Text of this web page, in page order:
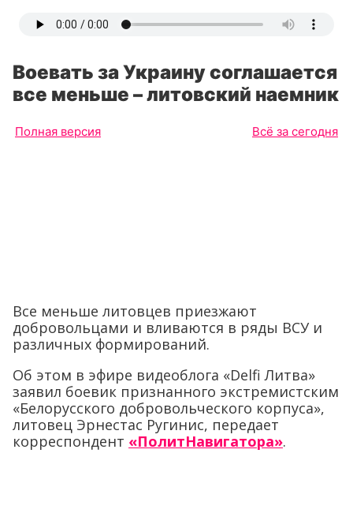
Воевать за Украину соглашается
все меньше – литовский наемник
Полная версия Всё за сегодня
Все меньше литовцев приезжают
добровольцами и вливаются в ряды ВСУ и
различных формирований.
Об этом в эфире видеоблога «Delfi Литва»
заявил боевик признанного экстремистским
«Белорусского добровольческого корпуса»,
литовец Эрнестас Ругинис, передает
корреспондент «ПолитНавигатора».